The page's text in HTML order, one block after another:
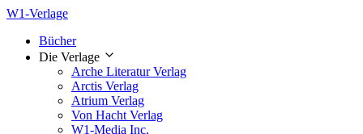
W1-Verlage
Bücher
Die Verlage
Arche Literatur Verlag
Arctis Verlag
Atrium Verlag
Von Hacht Verlag
W1-Media Inc.